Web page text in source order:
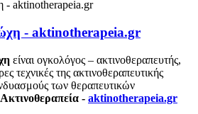
- aktinotherapeia.gr
είναι ογκολόγος – ακτινοθεραπευτής,
τεχνικές της ακτινοθεραπευτικής
των θεραπευτικών
Ακτινοθεραπεία - aktinotherapeia.gr